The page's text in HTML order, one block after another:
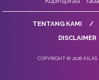
TENTANG KAMI
DISCLAIMER
COPYRIGHT © 2026 KILAS